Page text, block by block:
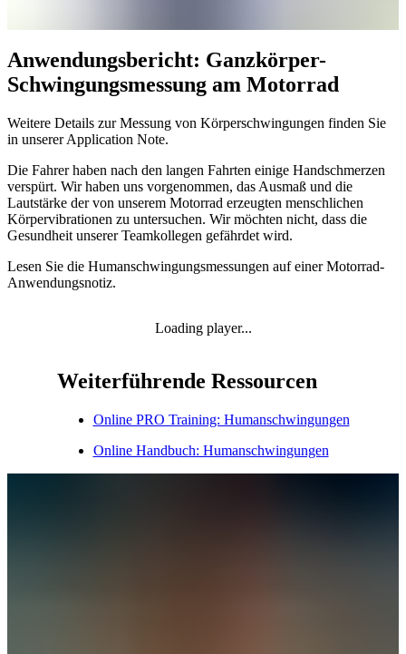
Anwendungsbericht: Ganzkörper-
Schwingungsmessung am Motorrad
Weitere Details zur Messung von Körperschwingungen finden Sie
in unserer Application Note.
Die Fahrer haben nach den langen Fahrten einige Handschmerzen
verspürt. Wir haben uns vorgenommen, das Ausmaß und die
Lautstärke der von unserem Motorrad erzeugten menschlichen
Körpervibrationen zu untersuchen. Wir möchten nicht, dass die
Gesundheit unserer Teamkollegen gefährdet wird.
Lesen Sie die Humanschwingungsmessungen auf einer Motorrad-
Anwendungsnotiz.
Loading player...
Weiterführende Ressourcen
Online PRO Training: Humanschwingungen
Online Handbuch: Humanschwingungen